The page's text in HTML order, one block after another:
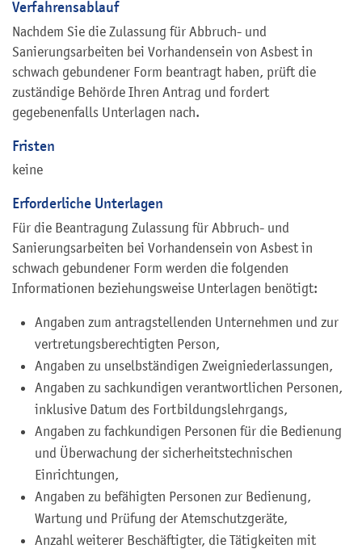
Verfahrensablauf
Nachdem Sie die Zulassung für Abbruch- und
Sanierungsarbeiten bei Vorhandensein von Asbest in
schwach gebundener Form beantragt haben, prüft die
zuständige Behörde Ihren Antrag und fordert
gegebenenfalls Unterlagen nach.
Fristen
keine
Erforderliche Unterlagen
Für die Beantragung Zulassung für Abbruch- und
Sanierungsarbeiten bei Vorhandensein von Asbest in
schwach gebundener Form werden die folgenden
Informationen beziehungsweise Unterlagen benötigt:
Angaben zum antragstellenden Unternehmen und zur
vertretungsberechtigten Person,
Angaben zu unselbständigen Zweigniederlassungen,
Angaben zu sachkundigen verantwortlichen Personen,
inklusive Datum des Fortbildungslehrgangs,
Angaben zu fachkundigen Personen für die Bedienung
und Überwachung der sicherheitstechnischen
Einrichtungen,
Angaben zu befähigten Personen zur Bedienung,
Wartung und Prüfung der Atemschutzgeräte,
Anzahl weiterer Beschäftigter, die Tätigkeiten mit